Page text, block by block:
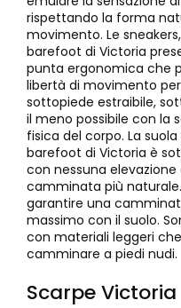
rispettando la forma
movimento. Le
barefoot di Victoria
punta ergonomica che
libertà di movimento
sottopiede estraibile,
il meno possibile con la
fisica del corpo. La
barefoot di Victoria è
con nessuna
camminata più
garantire una
massimo con il suolo.
con materiali leggeri
camminare a piedi nudi.
Scarpe Victoria